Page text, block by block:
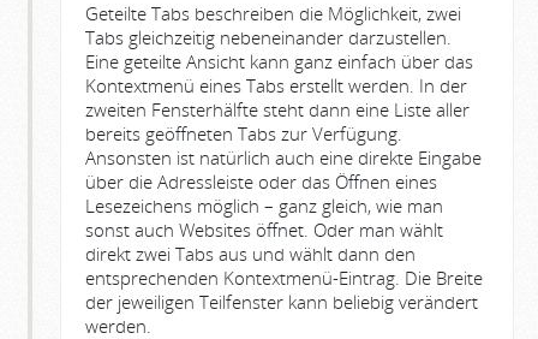
Geteilte Tabs beschreiben die Möglichkeit, zwei
Tabs gleichzeitig nebeneinander darzustellen.
Eine geteilte Ansicht kann ganz einfach über das
Kontextmenü eines Tabs erstellt werden. In der
zweiten Fensterhälfte steht dann eine Liste aller
bereits geöffneten Tabs zur Verfügung.
Ansonsten ist natürlich auch eine direkte Eingabe
über die Adressleiste oder das Öffnen eines
Lesezeichens möglich – ganz gleich, wie man
sonst auch Websites öffnet. Oder man wählt
direkt zwei Tabs aus und wählt dann den
entsprechenden Kontextmenü-Eintrag. Die Breite
der jeweiligen Teilfenster kann beliebig verändert
werden.